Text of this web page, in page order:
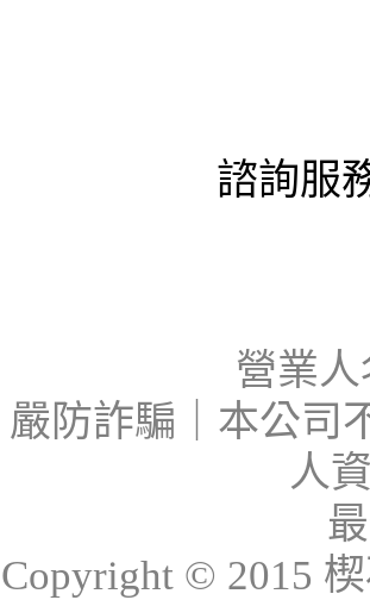
諮詢服
營業
嚴防詐騙｜本公司
人
Copyright © 2015